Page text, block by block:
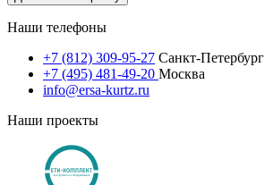
Наши телефоны
+7 (812) 309-95-27 Санкт-Петербург
+7 (495) 481-49-20 Москва
info@ersa-kurtz.ru
Наши проекты